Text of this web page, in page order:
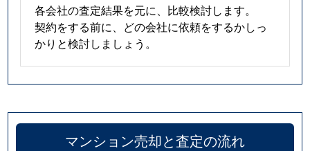
各会社の査定結果を元に、比較検討します。
契約をする前に、どの会社に依頼をするかしっ
かりと検討しましょう。
マンション売却と査定の流れ